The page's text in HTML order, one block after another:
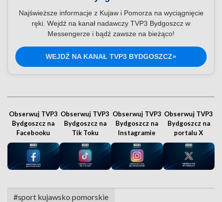
Najświeższe informacje z Kujaw i Pomorza na wyciągnięcie
ręki. Wejdź na kanał nadawczy TVP3 Bydgoszcz w
Messengerze i bądź zawsze na bieżąco!
WEJDŹ NA KANAŁ TVP3 BYDGOSZCZ»
Obserwuj TVP3
Bydgoszcz na
Facebooku
Obserwuj TVP3
Bydgoszcz na
Tik Toku
Obserwuj TVP3
Bydgoszcz na
Instagramie
Obserwuj TVP3
Bydgoszcz na
portalu X
#sport kujawsko pomorskie